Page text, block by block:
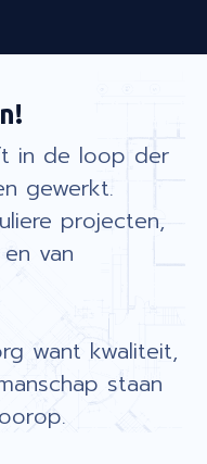
in de loop der
gewerkt.
projecten,
van
want kwaliteit,
staan